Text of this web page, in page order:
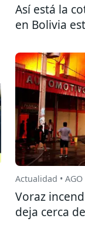
Así está la
en Bolivia
Actualidad •
Voraz
deja cerca